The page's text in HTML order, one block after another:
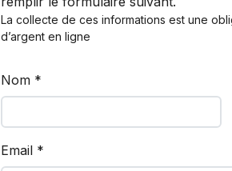
La collecte de ces informations est une
d’argent en ligne
Nom *
Email *